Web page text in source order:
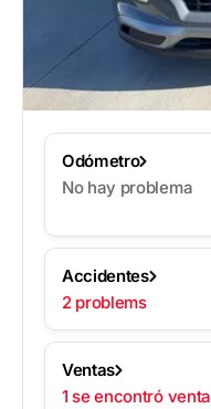
Odómetro
No hay problema
Accidentes
2 problems
Ventas
1 se encontró venta